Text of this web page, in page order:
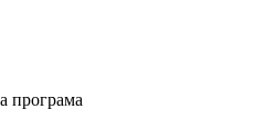
програма